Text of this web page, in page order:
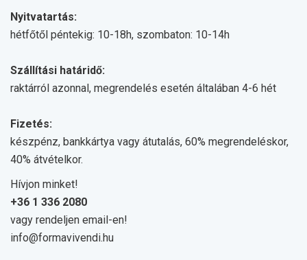
Nyitvatartás:
hétfőtől péntekig: 10-18h, szombaton: 10-14h
Szállítási határidő:
raktárról azonnal, megrendelés esetén általában 4-6 hét
Fizetés:
készpénz, bankkártya vagy átutalás, 60% megrendeléskor,
40% átvételkor.
Hívjon minket!
+36 1 336 2080
vagy rendeljen email-en!
info@formavivendi.hu